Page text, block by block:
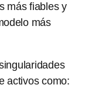
más fiables y
más
activos como: